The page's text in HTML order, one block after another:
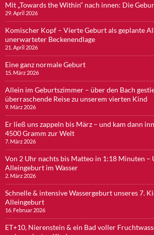
Mit „Towards the Within“ nach innen: Die
29. April 2026
Komischer Kopf – Vierte Geburt als geplante
unerwarteter Beckenendlage
21. April 2026
Eine ganz normale Geburt
15. März 2026
Allein im Geburtszimmer – über den Bach
überraschende Reise zu unserem vierten Kind
9. März 2026
Er ließ uns zappeln bis März – und kam dann
4500 Gramm zur Welt
7. März 2026
Von 2 Uhr nachts bis Matteo in 1:18 Minuten –
Alleingeburt im Wasser
2. März 2026
Schnelle & intensive Wassergeburt unseres 7.
Alleingeburt
16. Februar 2026
ET+10, Nierenstein & ein Bad voller